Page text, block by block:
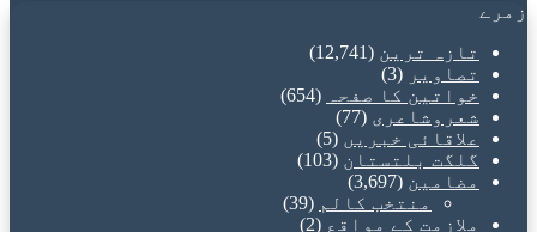
زمرے
تازہ ترین (12,741)
تصاویر (3)
خواتین کا صفحہ
(654)
شعروشاعری (77)
علاقائی خبریں (5)
گلگت بلتستان (103)
مضامین (3,697)
منتخب کالم (39)
ملازمت کے مواقع (2)